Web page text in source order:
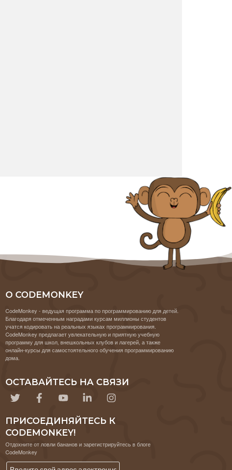
О CODEMONKEY
CodeMonkey - ведущая программа по программированию для детей.
Благодаря отмеченным наградами курсам миллионы студентов
учатся кодировать на реальных языках программирования.
CodeMonkey предлагает увлекательную и приятную учебную
программу для школ, внешкольных клубов и лагерей, а также
онлайн-курсы для самостоятельного обучения программированию
дома.
ОСТАВАЙТЕСЬ НА СВЯЗИ
ПРИСОЕДИНЯЙТЕСЬ К
CODEMONKEY!
Отдохните от ловли бананов и зарегистрируйтесь в блоге
CodeMonkey